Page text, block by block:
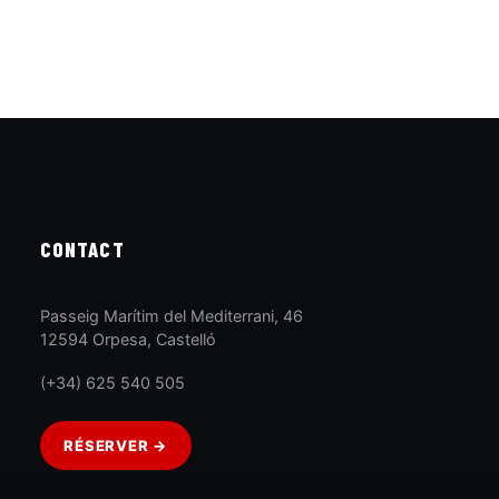
CONTACT
Passeig Marítim del Mediterrani, 46
12594 Orpesa, Castelló
(+34) 625 540 505
RÉSERVER →